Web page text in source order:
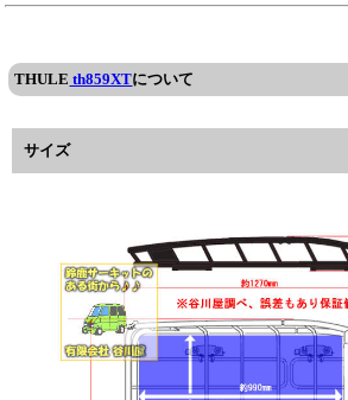
THULE th859XTについて
サイズ